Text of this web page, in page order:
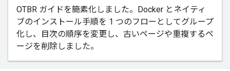
OTBR ガイドを簡素化しました。Docker とネイティ
ブのインストール手順を 1 つのフローとしてグループ
化し、目次の順序を変更し、古いページや重複するペ
ージを削除しました。